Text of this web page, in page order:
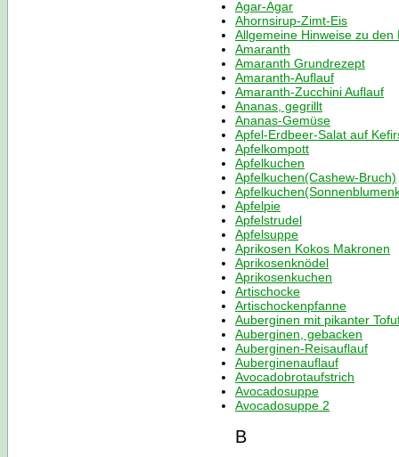
Agar-Agar
Ahornsirup-Zimt-Eis
Allgemeine Hinweise zu den
Amaranth
Amaranth Grundrezept
Amaranth-Auflauf
Amaranth-Zucchini Auflauf
Ananas, gegrillt
Ananas-Gemüse
Apfel-Erdbeer-Salat auf
Apfelkompott
Apfelkuchen
Apfelkuchen(Cashew-Bruch)
Apfelpie
Apfelstrudel
Apfelsuppe
Aprikosen Kokos Makronen
Aprikosenknödel
Aprikosenkuchen
Artischocke
Artischockenpfanne
Auberginen mit pikanter
Auberginen, gebacken
Auberginen-Reisauflauf
Auberginenauflauf
Avocadobrotaufstrich
Avocadosuppe
Avocadosuppe 2
B